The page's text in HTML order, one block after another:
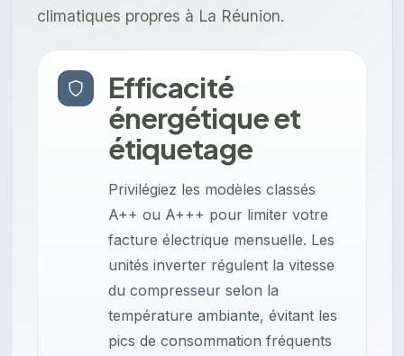
climatiques propres à La Réunion.
Efficacité
énergétique et
étiquetage
Privilégiez les modèles classés
A++ ou A+++ pour limiter votre
facture électrique mensuelle. Les
unités inverter régulent la vitesse
du compresseur selon la
température ambiante, évitant les
pics de consommation fréquents